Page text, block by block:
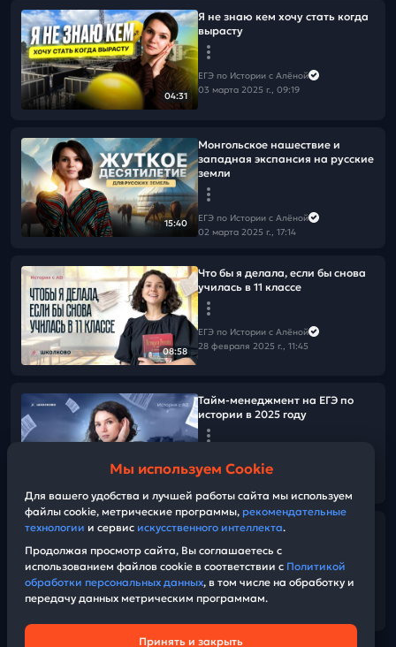
04:31
Я не знаю кем хочу стать когда
вырасту
ЕГЭ по Истории с Алёной
03 марта 2025 г., 09:19
15:40
Монгольское нашествие и
западная экспансия на русские
земли
ЕГЭ по Истории с Алёной
02 марта 2025 г., 17:14
08:58
Что бы я делала, если бы снова
училась в 11 классе
ЕГЭ по Истории с Алёной
28 февраля 2025 г., 11:45
Тайм-менеджмент на ЕГЭ по
истории в 2025 году
23 февраля 2025 г., 15:00
Подготовка к ЕГЭ по истории с 0
ЕГЭ по Истории с Алёной
22 февраля 2025 г., 17:00
Мы используем Cookie
Для вашего удобства и лучшей работы сайта мы используем
файлы cookie, метрические программы, рекомендательные
технологии и сервис искусственного интеллекта.
Продолжая просмотр сайта, Вы соглашаетесь с
использованием файлов cookie в соответствии с Политикой
обработки персональных данных, в том числе на обработку и
передачу данных метрическим программам.
Принять и закрыть